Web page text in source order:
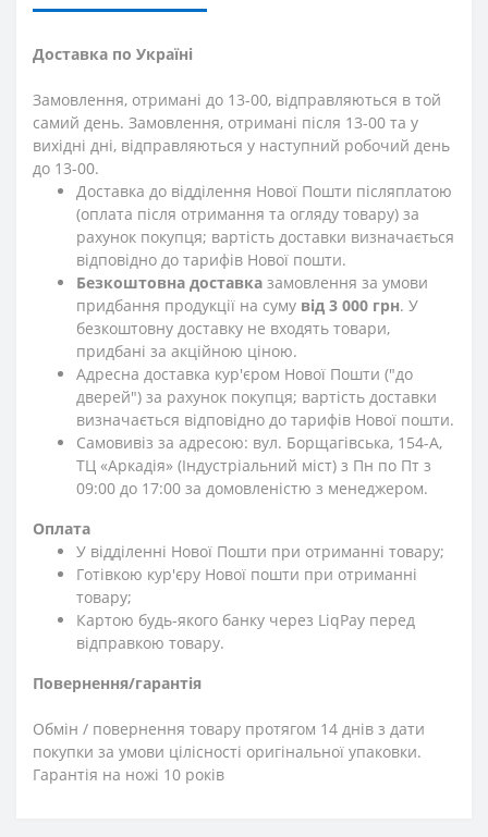
Доставка по Україні
Замовлення, отримані до 13-00, відправляються в той
самий день. Замовлення, отримані після 13-00 та у
вихідні дні, відправляються у наступний робочий день
до 13-00.
Доставка до відділення Нової Пошти післяплатою
(оплата після отримання та огляду товару) за
рахунок покупця; вартість доставки визначається
відповідно до тарифів Нової пошти.
Безкоштовна доставка замовлення за умови
придбання продукції на суму від 3 000 грн. У
безкоштовну доставку не входять товари,
придбані за акційною ціною.
Адресна доставка кур'єром Нової Пошти ("до
дверей") за рахунок покупця; вартість доставки
визначається відповідно до тарифів Нової пошти.
Самовивіз за адресою: вул. Борщагівська, 154-А,
ТЦ «Аркадія» (Індустріальний міст) з Пн по Пт з
09:00 до 17:00 за домовленістю з менеджером.
Оплата
У відділенні Нової Пошти при отриманні товару;
Готівкою кур'єру Нової пошти при отриманні
товару;
Картою будь-якого банку через LiqPay перед
відправкою товару.
Повернення/гарантія
Обмін / повернення товару протягом 14 днів з дати
покупки за умови цілісності оригінальної упаковки.
Гарантія на ножі 10 років